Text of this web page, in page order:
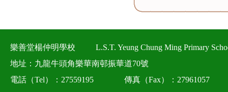
樂善堂楊仲明學校
L.S.T. Yeung Chung Ming Primary
地址：九龍牛頭角樂華南邨振華道70號
電話（Tel）：27559195
傳真（Fax）：27961057